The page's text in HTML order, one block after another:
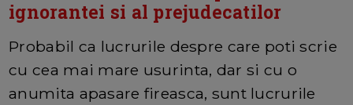
ignorantei si al prejudecatilor
Probabil ca lucrurile despre care poti scrie
cu cea mai mare usurinta, dar si cu o
anumita apasare fireasca, sunt lucrurile